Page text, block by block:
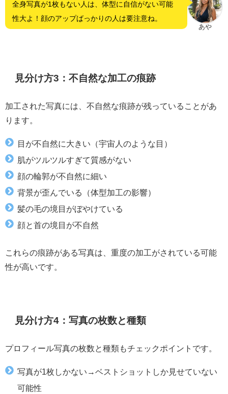
あや
全身写真が1枚もない人は、体型に自信がない可能
性大よ！顔のアップばっかりの人は要注意ね。
見分け方3：不自然な加工の痕跡
加工された写真には、不自然な痕跡が残っていることがあ
ります。
目が不自然に大きい（宇宙人のような目）
肌がツルツルすぎて質感がない
顔の輪郭が不自然に細い
背景が歪んでいる（体型加工の影響）
髪の毛の境目がぼやけている
顔と首の境目が不自然
これらの痕跡がある写真は、重度の加工がされている可能
性が高いです。
見分け方4：写真の枚数と種類
プロフィール写真の枚数と種類もチェックポイントです。
写真が1枚しかない→ベストショットしか見せていない
可能性